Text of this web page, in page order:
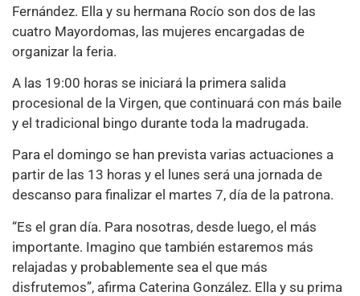
Fernández. Ella y su hermana Rocío son dos de las
cuatro Mayordomas, las mujeres encargadas de
organizar la feria.
A las 19:00 horas se iniciará la primera salida
procesional de la Virgen, que continuará con más baile
y el tradicional bingo durante toda la madrugada.
Para el domingo se han prevista varias actuaciones a
partir de las 13 horas y el lunes será una jornada de
descanso para finalizar el martes 7, día de la patrona.
“Es el gran día. Para nosotras, desde luego, el más
importante. Imagino que también estaremos más
relajadas y probablemente sea el que más
disfrutemos”, afirma Caterina González. Ella y su prima